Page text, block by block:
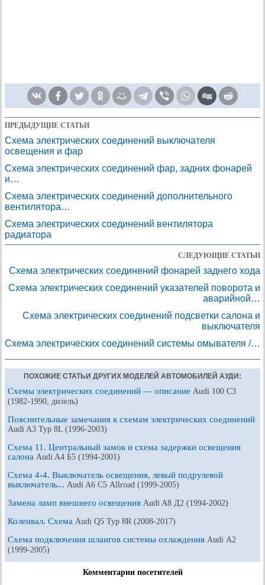
ПРЕДЫДУЩИЕ СТАТЬИ
Схема электрических соединений выключателя
освещения и фар
Схема электрических соединений фар, задних фонарей
и…
Схема электрических соединений дополнительного
вентилятора…
Схема электрических соединений вентилятора
радиатора
СЛЕДУЮЩИЕ СТАТЬИ
Схема электрических соединений фонарей заднего хода
Схема электрических соединений указателей поворота и
аварийной…
Схема электрических соединений подсветки салона и
выключателя
Схема электрических соединений системы омывателя /…
ПОХОЖИЕ СТАТЬИ ДРУГИХ МОДЕЛЕЙ АВТОМОБИЛЕЙ АУДИ:
Схемы электрических соединений — описание Audi 100 С3
(1982-1990, дизель)
Пояснительные замечания к схемам электрических соединений
Audi A3 Typ 8L (1996-2003)
Схема 11. Центральный замок и схема задержки освещения
салона Audi A4 Б5 (1994-2001)
Схема 4-4. Выключатель освещения, левый подрулевой
выключатель... Audi A6 С5 Allroad (1999-2005)
Замена ламп внешнего освещения Audi A8 Д2 (1994-2002)
Коленвал. Схема Audi Q5 Typ 8R (2008-2017)
Схема подключения шлангов системы охлаждения Audi А2
(1999-2005)
Комментарии посетителей